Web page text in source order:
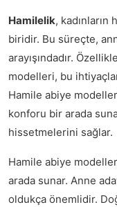
Hamilelik, kadınların
biridir. Bu süreçte,
arayışındadır.
modelleri, bu
Hamile abiye
konforu bir arada
hissetmelerini sağlar.
Hamile abiye
arada sunar. Anne
oldukça önemlidir.